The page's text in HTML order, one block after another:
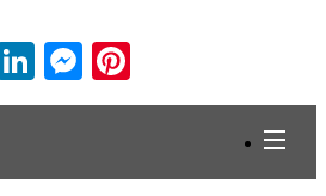
LinkedIn
Messenger